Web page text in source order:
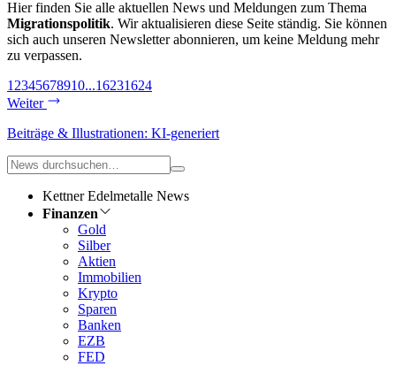
Hier finden Sie alle aktuellen News und Meldungen zum Thema
Migrationspolitik. Wir aktualisieren diese Seite ständig. Sie können
sich auch unseren Newsletter abonnieren, um keine Meldung mehr
zu verpassen.
1 2345678910...16231624
Weiter
Beiträge & Illustrationen: KI-generiert
Kettner Edelmetalle News
Finanzen
Gold
Silber
Aktien
Immobilien
Krypto
Sparen
Banken
EZB
FED